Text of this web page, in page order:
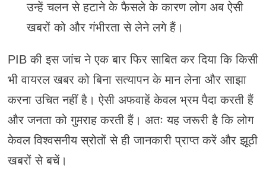
उन्हें चलन से हटाने के फैसले के कारण लोग अब ऐसी
खबरों को और गंभीरता से लेने लगे हैं।
PIB की इस जांच ने एक बार फिर साबित कर दिया कि किसी
भी वायरल खबर को बिना सत्यापन के मान लेना और साझा
करना उचित नहीं है। ऐसी अफवाहें केवल भ्रम पैदा करती हैं
और जनता को गुमराह करती हैं। अतः यह जरूरी है कि लोग
केवल विश्वसनीय स्रोतों से ही जानकारी प्राप्त करें और झूठी
खबरों से बचें।